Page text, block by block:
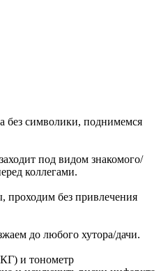
без символики, поднимемся
под видом знакомого/
коллегами.
проходим без привлечения
до любого хутора/дачи.
и тонометр